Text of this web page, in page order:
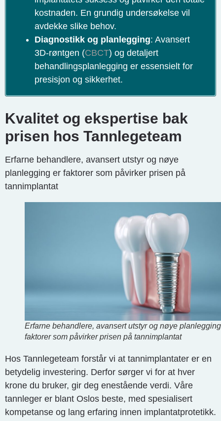
kostnaden. En grundig undersøkelse vil
avdekke slike behov.
Diagnostikk og planlegging: Avansert
3D-røntgen (CBCT) og detaljert
behandlingsplanlegging er essensielt for
presisjon og sikkerhet.
Kvalitet og ekspertise bak
prisen hos Tannlegeteam
Erfarne behandlere, avansert utstyr og nøye
planlegging er faktorer som påvirker prisen på
tannimplantat
Erfarne behandlere, avansert utstyr og nøye
faktorer som påvirker prisen på tannimplantat
Hos Tannlegeteam forstår vi at tannimplantater er en
betydelig investering. Derfor sørger vi for at hver
krone du bruker, gir deg enestående verdi. Våre
tannleger er blant Oslos beste, med spesialisert
kompetanse og lang erfaring innen implantatprotetikk.